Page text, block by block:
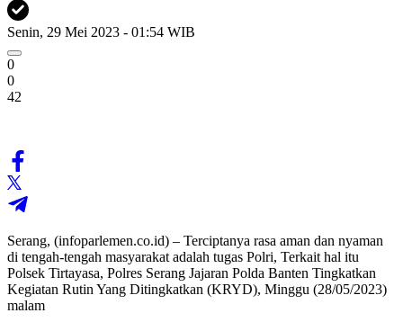
Senin, 29 Mei 2023 - 01:54 WIB
0
0
42
Serang, (infoparlemen.co.id) – Terciptanya rasa aman dan nyaman
di tengah-tengah masyarakat adalah tugas Polri, Terkait hal itu
Polsek Tirtayasa, Polres Serang Jajaran Polda Banten Tingkatkan
Kegiatan Rutin Yang Ditingkatkan (KRYD), Minggu (28/05/2023)
malam